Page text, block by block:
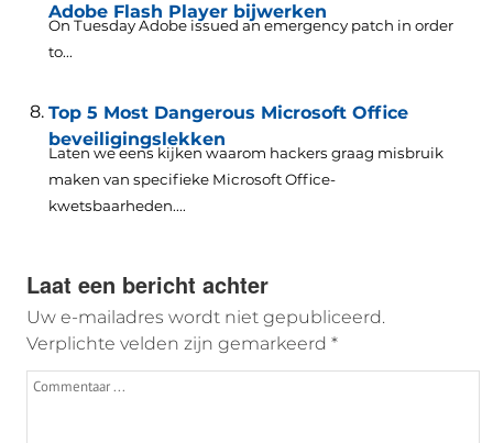
Adobe Flash Player bijwerken
On Tuesday Adobe issued an emergency patch in order
to...
Top 5 Most Dangerous Microsoft Office
beveiligingslekken
Laten we eens kijken waarom hackers graag misbruik
maken van specifieke Microsoft Office-
kwetsbaarheden....
Laat een bericht achter
Uw e-mailadres wordt niet gepubliceerd.
Verplichte velden zijn gemarkeerd *